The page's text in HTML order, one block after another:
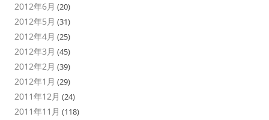
2012年6月 (20)
2012年5月 (31)
2012年4月 (25)
2012年3月 (45)
2012年2月 (39)
2012年1月 (29)
2011年12月 (24)
2011年11月 (118)